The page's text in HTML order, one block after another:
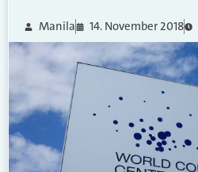
Manila 14. November 2018